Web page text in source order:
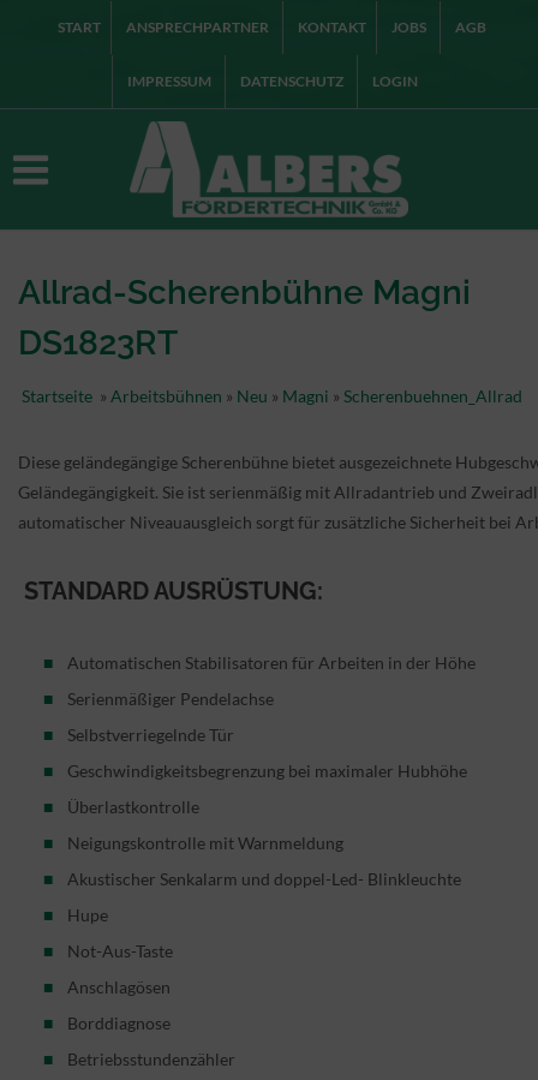
START ANSPRECHPARTNER KONTAKT JOBS AGB
IMPRESSUM DATENSCHUTZ LOGIN
Allrad-Scherenbühne Magni
DS1823RT
Startseite » Arbeitsbühnen » Neu » Magni » Scherenbuehnen_Allrad
Diese geländegängige Scherenbühne bietet ausgezeichnete
Geländegängigkeit. Sie ist serienmäßig mit Allradantrieb und
automatischer Niveauausgleich sorgt für zusätzliche Sicherheit bei
STANDARD AUSRÜSTUNG:
Automatischen Stabilisatoren für Arbeiten in der Höhe
Serienmäßiger Pendelachse
Selbstverriegelnde Tür
Geschwindigkeitsbegrenzung bei maximaler Hubhöhe
Überlastkontrolle
Neigungskontrolle mit Warnmeldung
Akustischer Senkalarm und doppel-Led- Blinkleuchte
Hupe
Not-Aus-Taste
Anschlagösen
Borddiagnose
Betriebsstundenzähler